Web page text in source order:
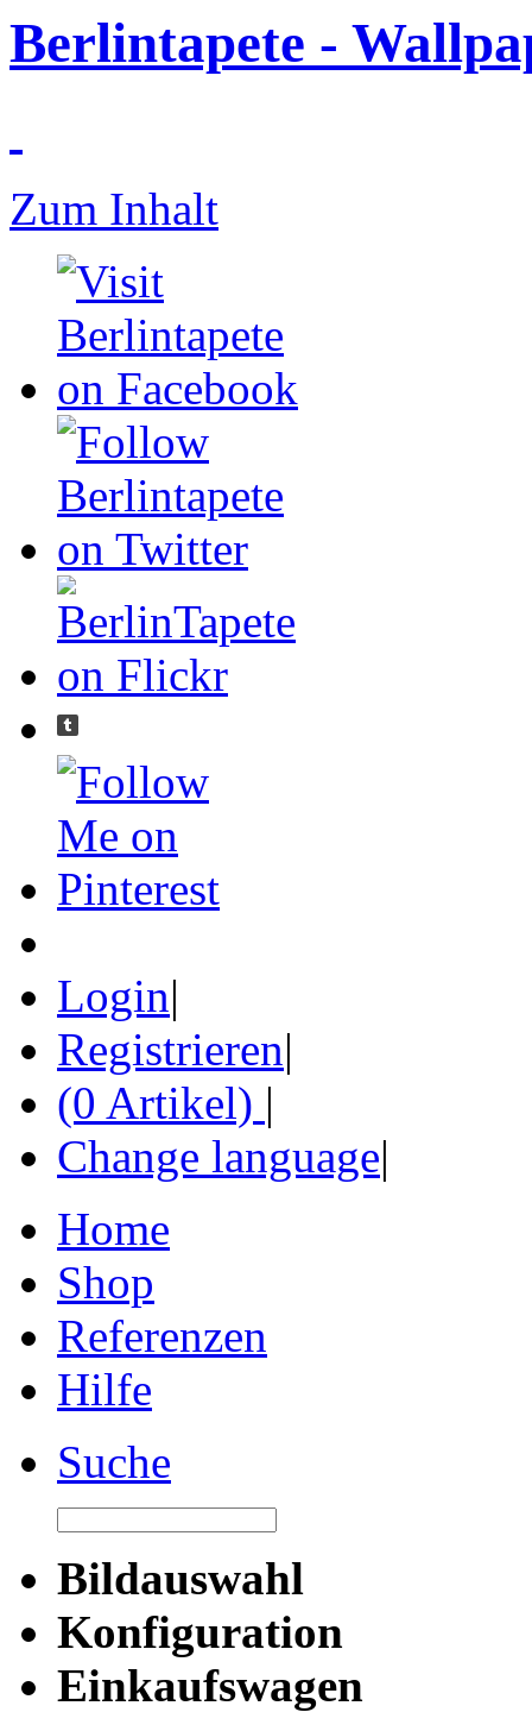
Berlintapete -
Zum Inhalt
Login|
Registrieren|
(0 Artikel) |
Change language|
Home
Shop
Referenzen
Hilfe
Suche
Bildauswahl
Konfiguration
Einkaufswagen